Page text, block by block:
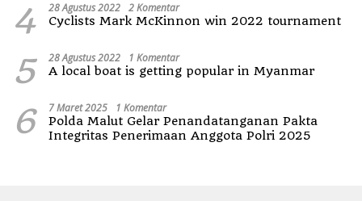
4 28 Agustus 2022 2 Komentar
Cyclists Mark McKinnon win 2022 tournament
5 28 Agustus 2022 1 Komentar
A local boat is getting popular in Myanmar
6 7 Maret 2025 1 Komentar
Polda Malut Gelar Penandatanganan Pakta
Integritas Penerimaan Anggota Polri 2025